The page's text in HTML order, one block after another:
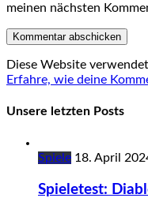
meinen nächsten
Diese Website
Erfahre, wie deine
Unsere letzten Posts
Spiele 18. April
Spieletest: